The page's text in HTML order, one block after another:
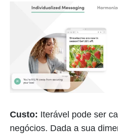
Custo: Iterável pode ser
negócios. Dada a sua